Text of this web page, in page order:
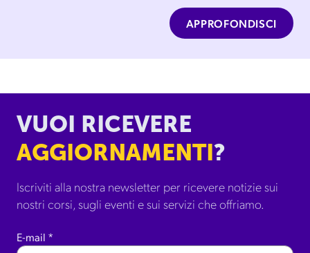
APPROFONDISCI
VUOI RICEVERE
AGGIORNAMENTI?
Iscriviti alla nostra newsletter per ricevere notizie sui
nostri corsi, sugli eventi e sui servizi che offriamo.
E-mail *